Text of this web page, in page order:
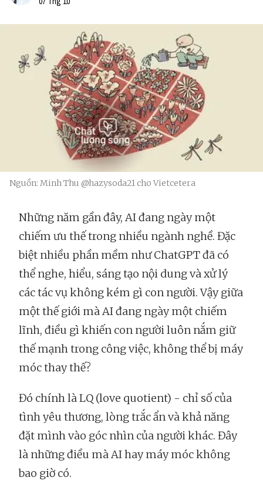
Nguồn: Minh Thu @hazysoda21 cho Vietcetera
Những năm gần đây, AI đang ngày một
chiếm ưu thế trong nhiều ngành nghề. Đặc
biệt nhiều phần mềm như ChatGPT đã có
thể nghe, hiểu, sáng tạo nội dung và xử lý
các tác vụ không kém gì con người. Vậy giữa
một thế giới mà AI đang ngày một chiếm
lĩnh, điều gì khiến con người luôn nắm giữ
thế mạnh trong công việc, không thể bị máy
móc thay thế?
Đó chính là LQ (love quotient) - chỉ số của
tình yêu thương, lòng trắc ẩn và khả năng
đặt mình vào góc nhìn của người khác. Đây
là những điều mà AI hay máy móc không
bao giờ có.